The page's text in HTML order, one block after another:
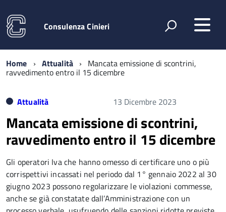
Consulenza Cinieri
Home Attualità Mancata emissione di scontrini,
ravvedimento entro il 15 dicembre
Attualità 13 Dicembre 2023
Mancata emissione di scontrini,
ravvedimento entro il 15 dicembre
Gli operatori Iva che hanno omesso di certificare uno o più
corrispettivi incassati nel periodo dal 1° gennaio 2022 al 30
giugno 2023 possono regolarizzare le violazioni commesse,
anche se già constatate dall’Amministrazione con un